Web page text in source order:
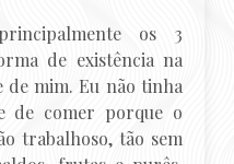
os 3
de existência na
de mim. Eu não tinha
de comer porque o
trabalhoso, tão sem